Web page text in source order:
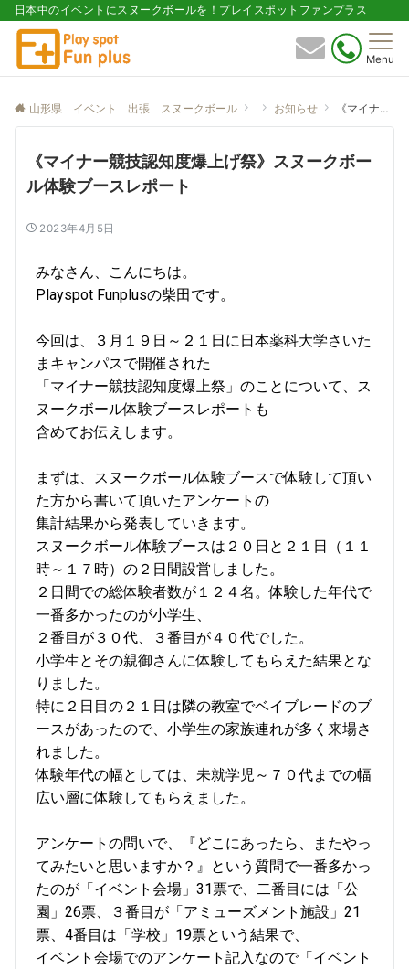
日本中のイベントにスヌークボールを！プレイスポットファンプラス
Menu
山形県 イベント 出張 スヌークボール お知らせ 《マイナー競技認知度爆上げ祭》スヌークボール体験ブースレポート
《マイナー競技認知度爆上げ祭》スヌークボー
ル体験ブースレポート
2023年4月5日
みなさん、こんにちは。
Playspot Funplusの柴田です。
今回は、３月１９日～２１日に日本薬科大学さいた
まキャンパスで開催された
「マイナー競技認知度爆上祭」のことについて、ス
ヌークボール体験ブースレポートも
含めてお伝えします。
まずは、スヌークボール体験ブースで体験して頂い
た方から書いて頂いたアンケートの
集計結果から発表していきます。
スヌークボール体験ブースは２０日と２１日（１１
時～１７時）の２日間設営しました。
２日間での総体験者数が１２４名。体験した年代で
一番多かったのが小学生、
２番目が３０代、３番目が４０代でした。
小学生とその親御さんに体験してもらえた結果とな
りました。
特に２日目の２１日は隣の教室でベイブレードのブ
ースがあったので、小学生の家族連れが多く来場さ
れました。
体験年代の幅としては、未就学児～７０代までの幅
広い層に体験してもらえました。
アンケートの問いで、『どこにあったら、またやっ
てみたいと思いますか？』という質問で一番多かっ
たのが「イベント会場」31票で、二番目には「公
園」26票、３番目が「アミューズメント施設」21
票、4番目は「学校」19票という結果で、
イベント会場でのアンケート記入なので「イベント